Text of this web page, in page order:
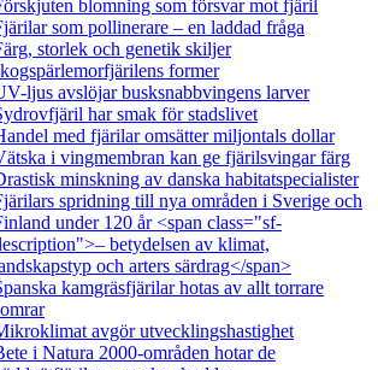
blomning som försvar mot fjäril
som pollinerare – en laddad fråga
storlek och genetik skiljer
former
ljus avslöjar busksnabbvingens larver
har smak för stadslivet
med fjärilar omsätter miljontals dollar
i vingmembran kan ge fjärilsvingar färg
minskning av danska habitatspecialister
spridning till nya områden i Sverige och
under 120 år <span class="sf-
betydelsen av klimat,
och arters särdrag</span>
kamgräsfjärilar hotas av allt torrare
avgör utvecklingshastighet
i Natura 2000-områden hotar de